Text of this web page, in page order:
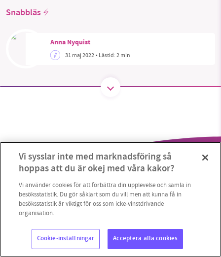
Snabbläs
Anna Nyquist
31 maj 2022• Lästid:2 min
starten 2010 har vår ideella redaktion drivit
vill hjälpa oss.
Stötta vårt arbete genom att swisha en slant till
1231368703
Läs vad vi vill göra
Vi sysslar inte med marknadsföring så
hoppas att du är okej med våra kakor?
Vi använder cookies för att förbättra din upplevelse och samla in
besöksstatistik. Du gör såklart som du vill men att kunna få in
besöksstatistik är viktigt för oss som icke-vinstdrivande
organisation.
Cookie-inställningar Acceptera alla cookies